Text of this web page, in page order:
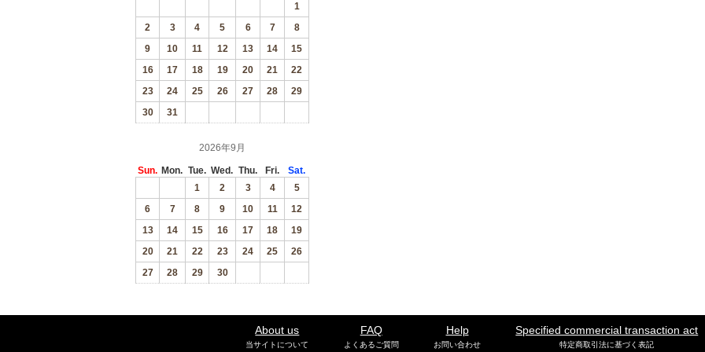
1
2
3 4 5 6 7
8
9
10 11 12 13 14
15
16
17 18 19 20 21
22
23
24 25 26 27 28
29
30
31
2026年9月
Sun. Mon. Tue. Wed. Thu. Fri.
Sat.
1
2 3 4
5
6
7 8 9 10 11
12
13
14 15 16 17 18
19
20
21 22 23 24 25
26
27
28 29 30
About us
当サイトについて
FAQ
よくあるご質問
Help
お問い合わせ
Specified commercial transaction act
特定商取引法に基づく表記